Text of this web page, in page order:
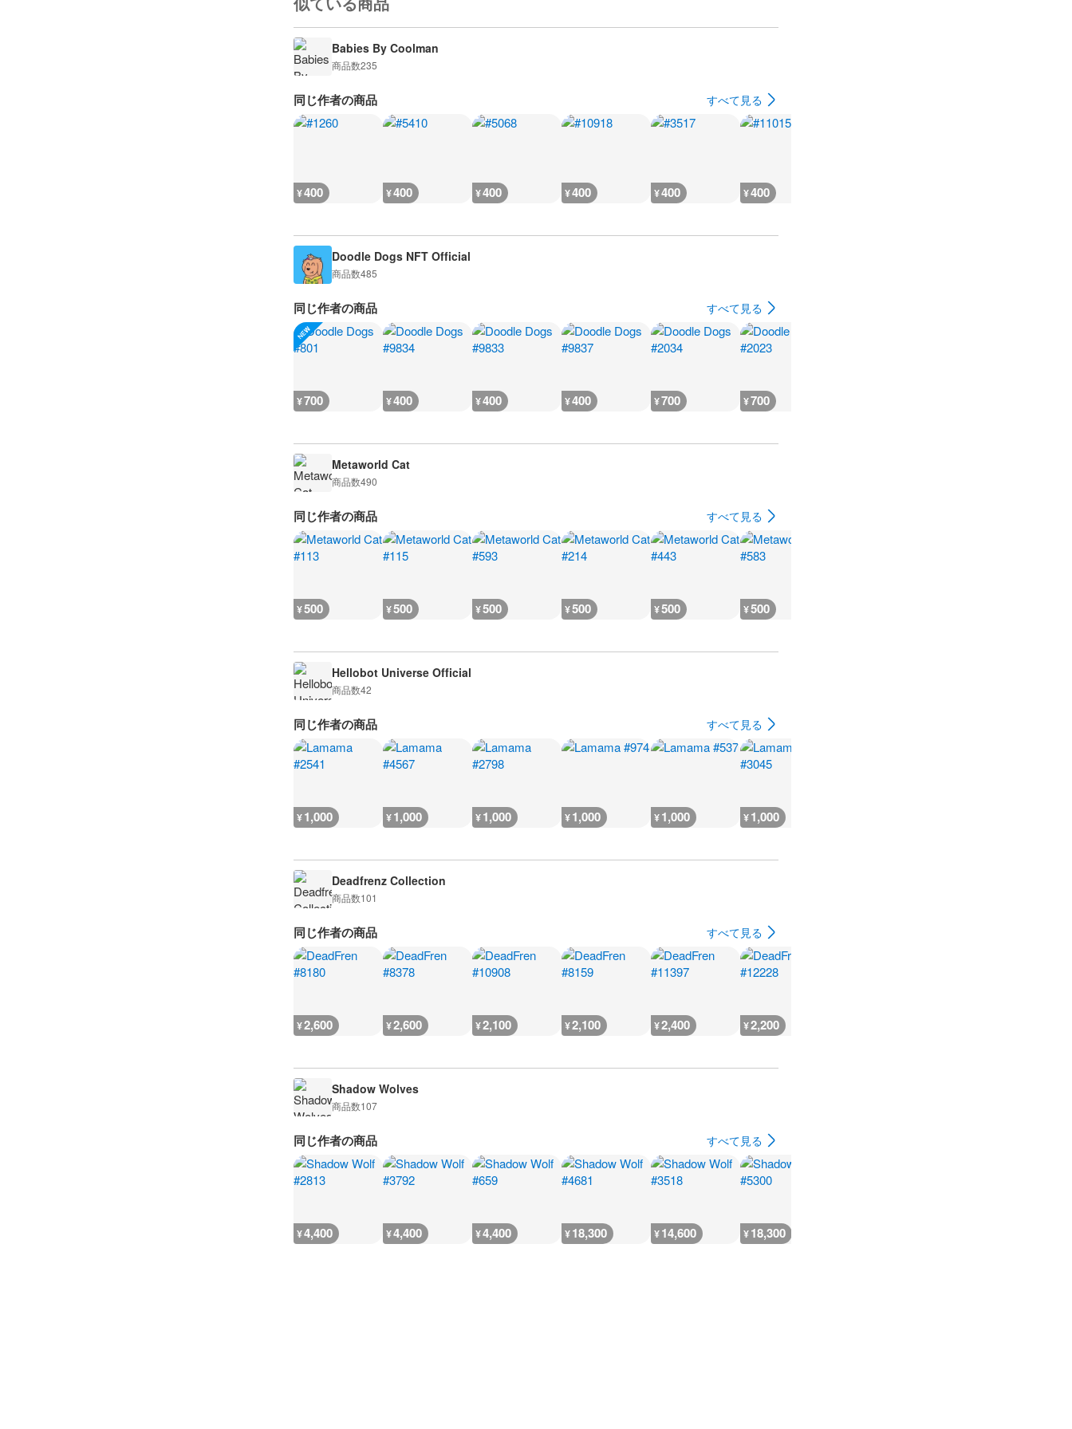
Babies By Coolman
商品数235
同じ作者の商品 すべて見る
¥400 ¥400 ¥400 ¥400 ¥400 ¥400
Doodle Dogs NFT Official
商品数485
同じ作者の商品 すべて見る
¥700 ¥400 ¥400 ¥400 ¥700 ¥700
Metaworld Cat
商品数490
同じ作者の商品 すべて見る
¥500 ¥500 ¥500 ¥500 ¥500 ¥500
Hellobot Universe Official
商品数42
同じ作者の商品 すべて見る
¥1,000 ¥1,000 ¥1,000 ¥1,000 ¥1,000 ¥1,000
Deadfrenz Collection
商品数101
同じ作者の商品 すべて見る
¥2,600 ¥2,600 ¥2,100 ¥2,100 ¥2,400 ¥2,200
Shadow Wolves
商品数107
同じ作者の商品 すべて見る
¥4,400 ¥4,400 ¥4,400 ¥18,300 ¥14,600 ¥18,300